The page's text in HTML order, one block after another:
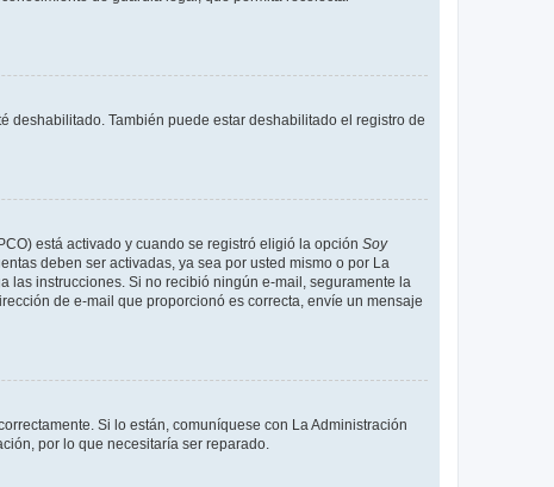
deshabilitado. También puede estar deshabilitado el registro de
está activado y cuando se registró eligió la opción Soy
deben ser activadas, ya sea por usted mismo o por La
las instrucciones. Si no recibió ningún e-mail, seguramente la
de e-mail que proporcionó es correcta, envíe un mensaje
Si lo están, comuníquese con La Administración
por lo que necesitaría ser reparado.